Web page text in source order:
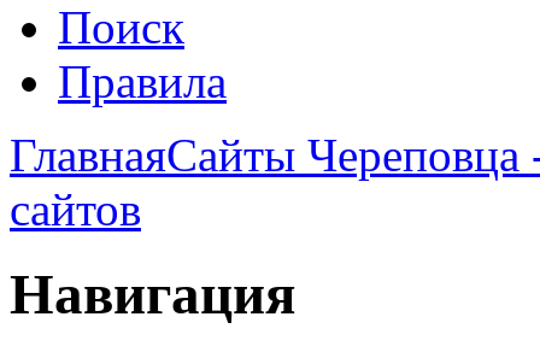
Поиск
Правила
ГлавнаяСайты Череповца
сайтов
Навигация